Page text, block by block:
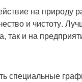
на природу
и чистоту.
так и на
специальные